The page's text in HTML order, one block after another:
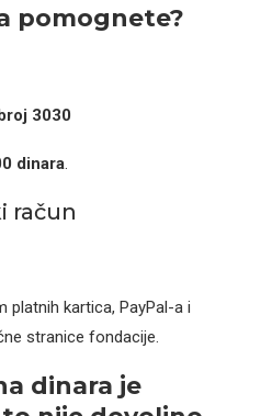
pomognete?
3030
dinara.
račun
platnih kartica, PayPal-a i
stranice fondacije.
dinara je